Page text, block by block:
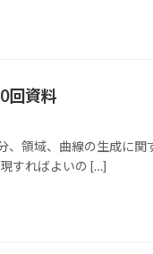
回資料
領域、曲線の生成に関
すればよいの […]